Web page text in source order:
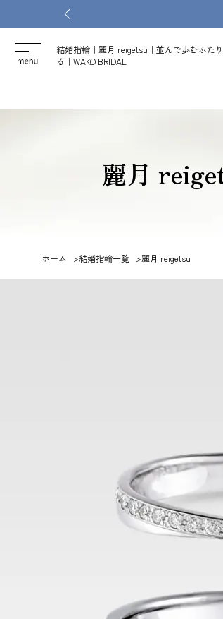
結婚指輪｜麗月 reigetsu｜並んで歩むふた
る｜WAKO BRIDAL
麗月
ホーム 結婚指輪一覧 麗月 reigetsu